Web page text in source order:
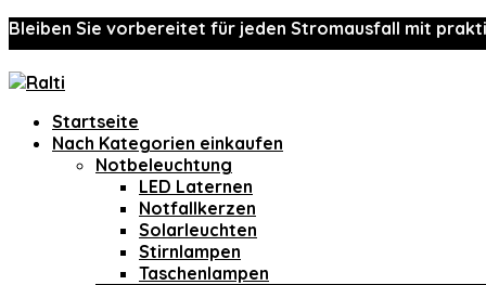
Bleiben Sie vorbereitet für jeden Stromausfall mit
Startseite
Nach Kategorien einkaufen
Notbeleuchtung
LED Laternen
Notfallkerzen
Solarleuchten
Stirnlampen
Taschenlampen